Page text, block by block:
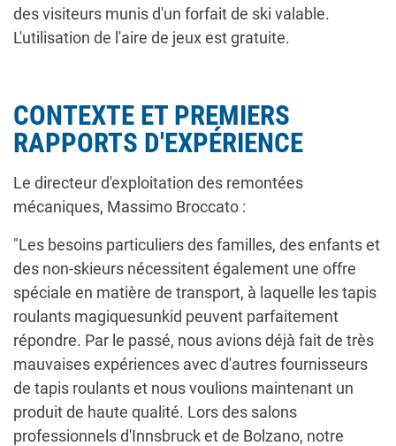
des visiteurs munis d'un forfait de ski valable.
L'utilisation de l'aire de jeux est gratuite.
CONTEXTE ET PREMIERS
RAPPORTS D'EXPÉRIENCE
Le directeur d'exploitation des remontées
mécaniques, Massimo Broccato :
"Les besoins particuliers des familles, des enfants et
des non-skieurs nécessitent également une offre
spéciale en matière de transport, à laquelle les tapis
roulants magiquesunkid peuvent parfaitement
répondre. Par le passé, nous avions déjà fait de très
mauvaises expériences avec d'autres fournisseurs
de tapis roulants et nous voulions maintenant un
produit de haute qualité. Lors des salons
professionnels d'Innsbruck et de Bolzano, notre